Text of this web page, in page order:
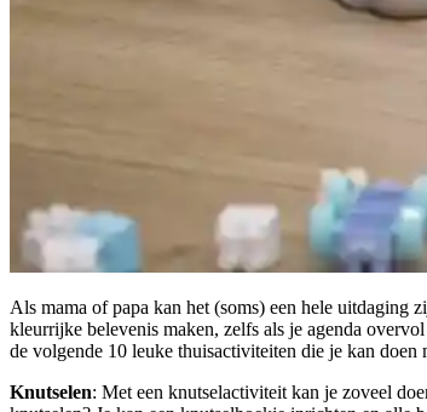
Als mama of papa kan het (soms) een hele uitdaging
kleurrijke belevenis maken, zelfs als je agenda
de volgende 10 leuke thuisactiviteiten die je kan doen
Knutselen: Met een knutselactiviteit kan je zoveel